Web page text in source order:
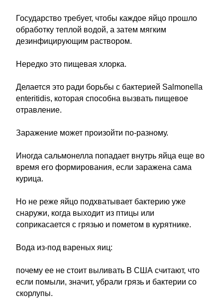
Государство требует, чтобы каждое яйцо прошло
обработку теплой водой, а затем мягким
дезинфицирующим раствором.
Нередко это пищевая хлорка.
Делается это ради борьбы с бактерией Salmonella
enteritidis, которая способна вызвать пищевое
отравление.
Заражение может произойти по-разному.
Иногда сальмонелла попадает внутрь яйца еще во
время его формирования, если заражена сама
курица.
Но не реже яйцо подхватывает бактерию уже
снаружи, когда выходит из птицы или
соприкасается с грязью и пометом в курятнике.
Вода из-под вареных яиц:
почему ее не стоит выливать В США считают, что
если помыли, значит, убрали грязь и бактерии со
скорлупы.